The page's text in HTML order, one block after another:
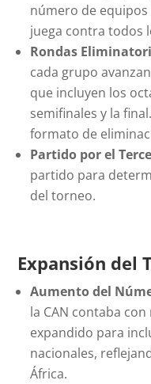
número de equipos
juega contra todos
Rondas
cada grupo
que incluyen los
semifinales y la
formato de
Partido por el
partido para
del torneo.
Expansión del
Aumento del
la CAN contaba
expandido para
nacionales,
África.